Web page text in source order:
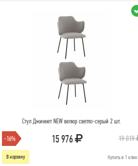
Стул Джиннет NEW велюр светло-серый 2 шт.
-16% 15 976 19 019
В корзину Купить в 1 клик